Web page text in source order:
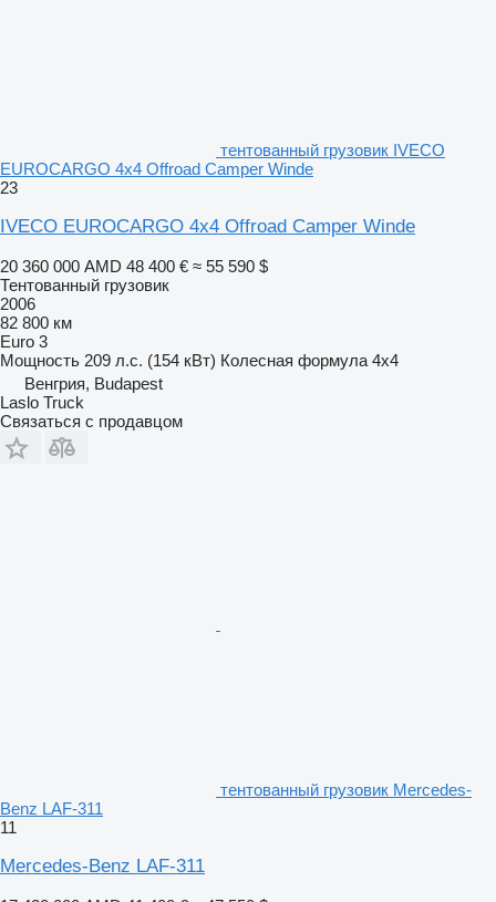
тентованный грузовик IVECO
EUROCARGO 4x4 Offroad Camper Winde
23
IVECO EUROCARGO 4x4 Offroad Camper Winde
20 360 000 AMD 48 400 € ≈ 55 590 $
Тентованный грузовик
2006
82 800 км
Euro 3
Мощность 209 л.с. (154 кВт) Колесная формула 4x4
Венгрия, Budapest
Laslo Truck
Связаться с продавцом
тентованный грузовик Mercedes-
Benz LAF-311
11
Mercedes-Benz LAF-311